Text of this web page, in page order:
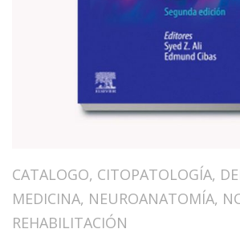
CATALOGO, CITOPATOLOGÍA,
MEDICINA, NEUROANATOMÍA,
REHABILITACIÓN